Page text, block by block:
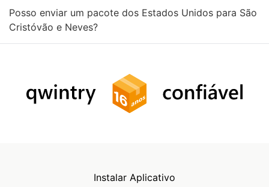
Posso enviar um pacote dos Estados Unidos para São
Cristóvão e Neves?
Instalar Aplicativo